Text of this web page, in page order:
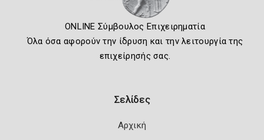
ONLINE Σύμβουλος Επιχειρηματία
Όλα όσα αφορούν την ίδρυση και την λειτουργία της
επιχείρησής σας.
Σελίδες
Αρχική